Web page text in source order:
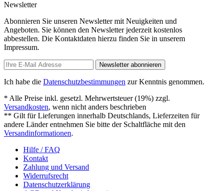
Newsletter
Abonnieren Sie unseren Newsletter mit Neuigkeiten und
Angeboten. Sie können den Newsletter jederzeit kostenlos
abbestellen. Die Kontaktdaten hierzu finden Sie in unserem
Impressum.
Newsletter abonnieren
Ich habe die Datenschutzbestimmungen zur Kenntnis genommen.
* Alle Preise inkl. gesetzl. Mehrwertsteuer (19%) zzgl.
Versandkosten, wenn nicht anders beschrieben
** Gilt für Lieferungen innerhalb Deutschlands, Lieferzeiten für
andere Länder entnehmen Sie bitte der Schaltfläche mit den
Versandinformationen.
Hilfe / FAQ
Kontakt
Zahlung und Versand
Widerrufsrecht
Datenschutzerklärung